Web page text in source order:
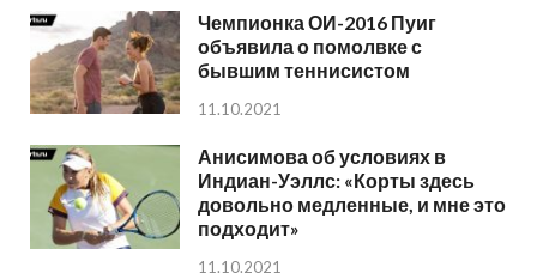
Чемпионка ОИ-2016 Пуиг
объявила о помолвке с
бывшим теннисистом
11.10.2021
Анисимова об условиях в
Индиан-Уэллс: «Корты здесь
довольно медленные, и мне это
подходит»
11.10.2021